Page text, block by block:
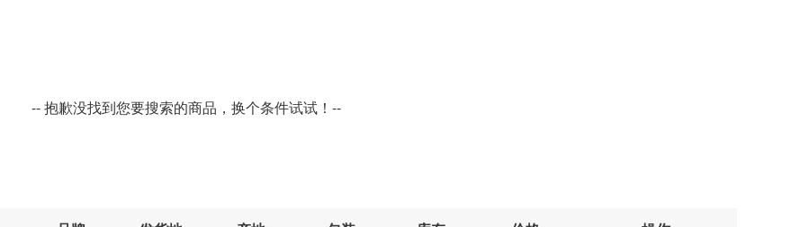
-- 抱歉没找到您要搜索的商品，换个条件试试！--